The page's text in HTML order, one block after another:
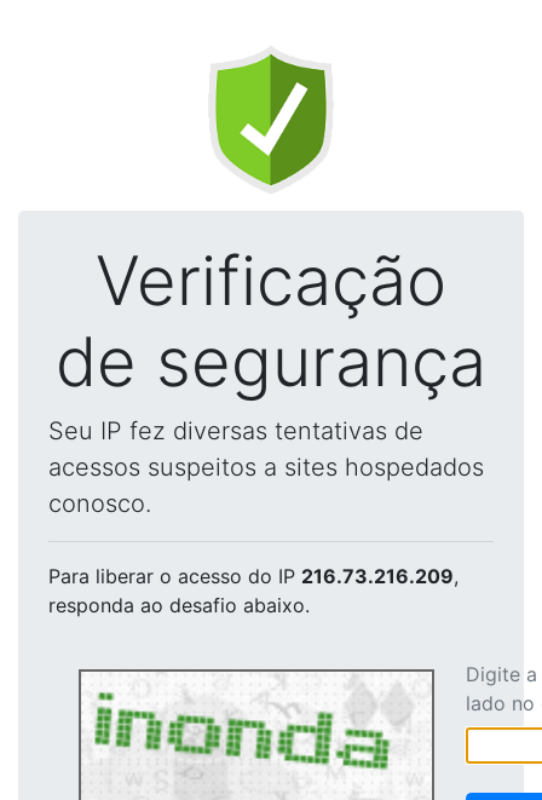
Verificação
de segurança
Seu IP fez diversas tentativas de
acessos suspeitos a sites hospedados
conosco.
Para liberar o acesso do IP 216.73.216.209,
responda ao desafio abaixo.
Digite
lado no